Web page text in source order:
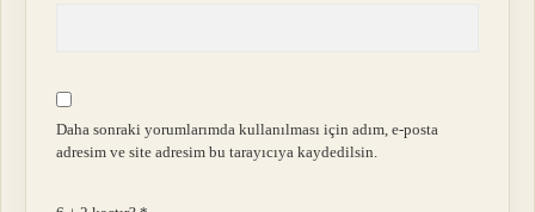
Daha sonraki yorumlarımda kullanılması için adım, e-posta
adresim ve site adresim bu tarayıcıya kaydedilsin.